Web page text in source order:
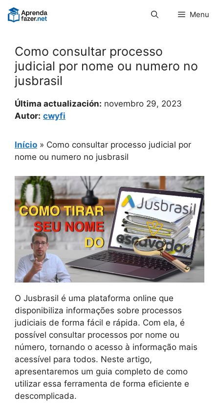
Pular
para
Menu
Como consultar processo
judicial por nome ou numero no
jusbrasil
Última actualización: novembro 29, 2023
Autor: cwyfi
Início » Como consultar processo judicial por
nome ou numero no jusbrasil
O Jusbrasil é uma plataforma online que
disponibiliza informações sobre processos
judiciais de forma fácil e rápida. Com ela, é
possível consultar processos por nome ou
número, tornando o acesso à informação mais
acessível para todos. Neste artigo,
apresentaremos um guia completo de como
utilizar essa ferramenta de forma eficiente e
descomplicada.